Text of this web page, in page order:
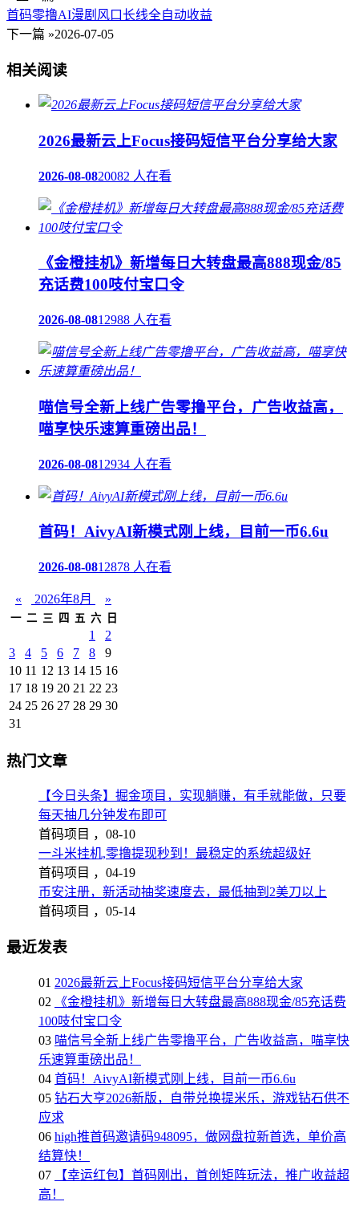
首码零撸AI漫剧风口长线全自动收益
下一篇 »2026-07-05
相关阅读
2026最新云上Focus接码短信平台分享给大家
2026-08-0820082 人在看
《金橙挂机》新增每日大转盘最高888现金/85
充话费100吱付宝口令
2026-08-0812988 人在看
喵信号全新上线广告零撸平台，广告收益高，
喵享快乐速算重磅出品！
2026-08-0812934 人在看
首码！AivyAI新模式刚上线，目前一币6.6u
2026-08-0812878 人在看
« 2026年8月 »
一 二 三 四 五 六 日
1
2
3
4 5 6 7 8
9
10 11 12 13 14 15 16
17 18 19 20 21 22 23
24 25 26 27 28 29 30
31
热门文章
【今日头条】掘金项目，实现躺赚，有手就能做，只要
每天抽几分钟发布即可
首码项目 ， 08-10
一斗米挂机,零撸提现秒到！最稳定的系统超级好
首码项目 ， 04-19
币安注册，新活动抽奖速度去，最低抽到2美刀以上
首码项目 ， 05-14
最近发表
01 2026最新云上Focus接码短信平台分享给大家
02
《金橙挂机》新增每日大转盘最高888现金/85充话费
100吱付宝口令
03 喵信号全新上线广告零撸平台，广告收益高，喵享快
乐速算重磅出品！
04 首码！AivyAI新模式刚上线，目前一币6.6u
05 钻石大亨2026新版，自带兑换提米乐，游戏钻石供不
应求
06 high推首码邀请码948095，做网盘拉新首选，单价高
结算快！
07
【幸运红包】首码刚出，首创矩阵玩法，推广收益超
高！